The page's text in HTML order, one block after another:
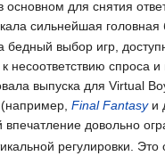
для снятия
сильнейшая
бедный выбор игр,
несоответствию спроса
выпуска для Virtual
(например,Final Fantasyи
впечатление довольно
регулировки.